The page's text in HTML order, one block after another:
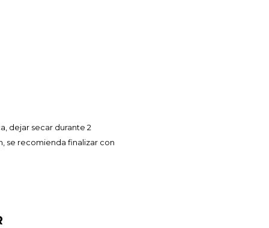
dejar secar durante 2
se recomienda finalizar con